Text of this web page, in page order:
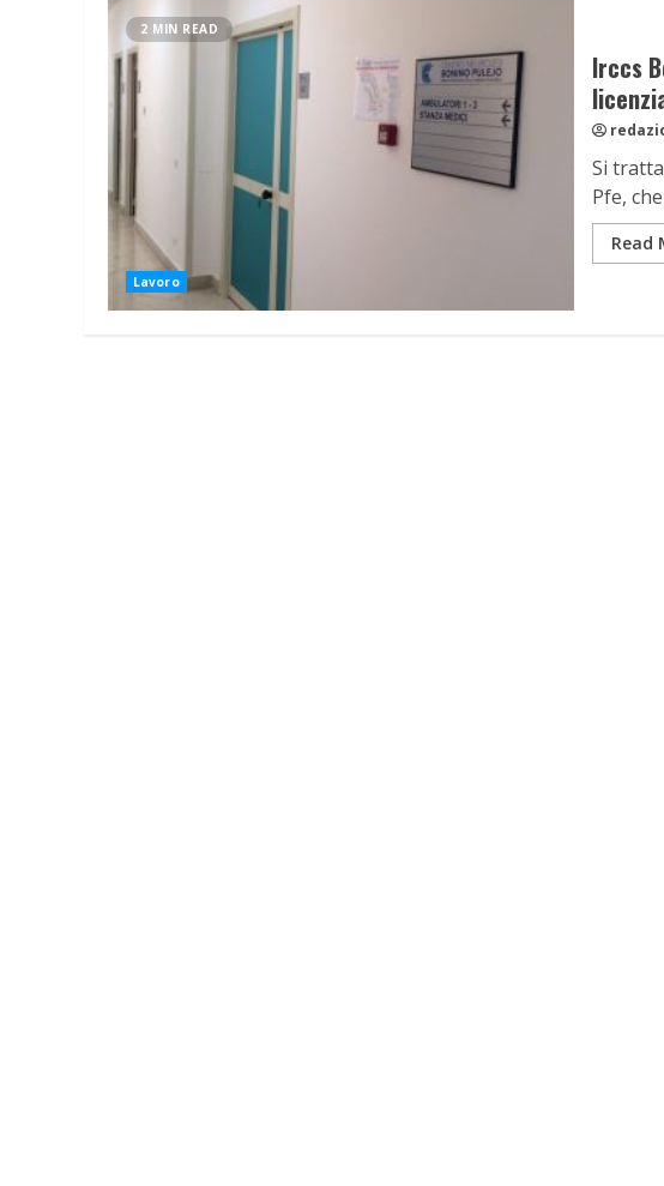
2 MIN READ
Lavoro
Irccs
Si
Pfe,
Read